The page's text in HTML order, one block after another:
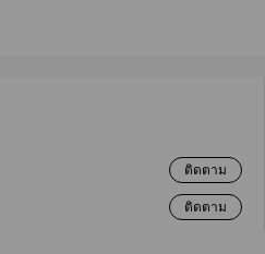
ติดตาม
ติดตาม